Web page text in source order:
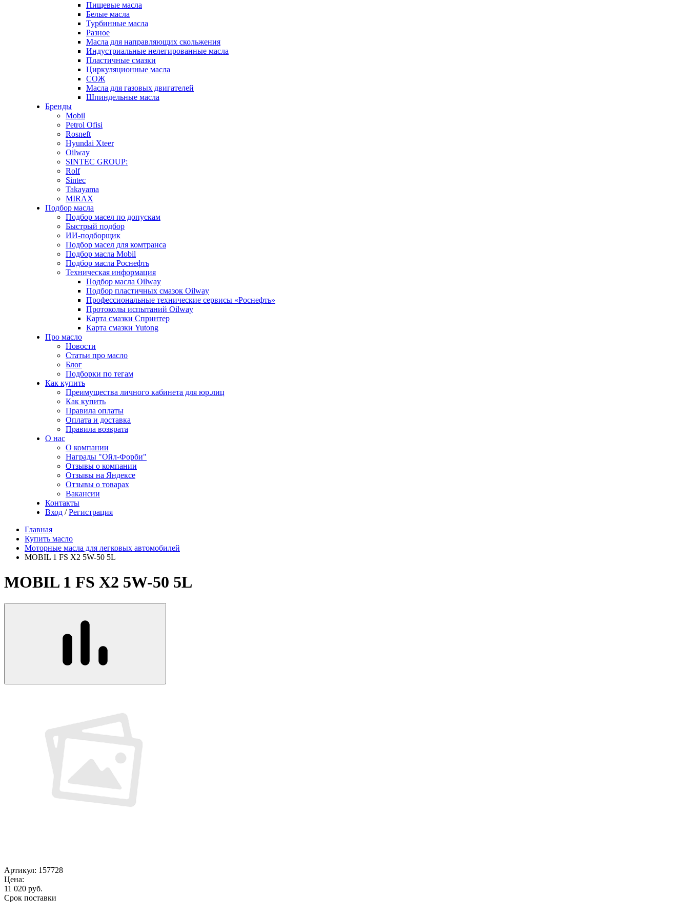
Пищевые масла
Белые масла
Турбинные масла
Разное
Масла для направляющих скольжения
Индустриальные нелегированные масла
Пластичные смазки
Циркуляционные масла
СОЖ
Масла для газовых двигателей
Шпиндельные масла
Бренды
Mobil
Petrol Ofisi
Rosneft
Hyundai Xteer
Oilway
SINTEC GROUP:
Rolf
Sintec
Takayama
MIRAX
Подбор масла
Подбор масел по допускам
Быстрый подбор
ИИ-подборщик
Подбор масел для комтранса
Подбор масла Mobil
Подбор масла Роснефть
Техническая информация
Подбор масла Oilway
Подбор пластичных смазок Oilway
Профессиональные технические сервисы «Роснефть»
Протоколы испытаний Oilway
Карта смазки Спринтер
Карта смазки Yutong
Про масло
Новости
Статьи про масло
Блог
Подборки по тегам
Как купить
Преимущества личного кабинета для юр.лиц
Как купить
Правила оплаты
Оплата и доставка
Правила возврата
О нас
О компании
Награды "Ойл-Форби"
Отзывы о компании
Отзывы на Яндексе
Отзывы о товарах
Вакансии
Контакты
Вход / Регистрация
Главная
Купить масло
Моторные масла для легковых автомобилей
MOBIL 1 FS X2 5W-50 5L
MOBIL 1 FS X2 5W-50 5L
Артикул: 157728
Цена:
11 020 руб.
Срок поставки